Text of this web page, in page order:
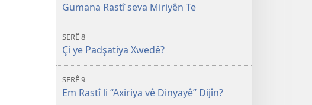
Gumana Rastî seva Miriyên Te
SERÊ 8
Çi ye Padşatiya Xwedê?
SERÊ 9
Em Rastî li “Axiriya vê Dinyayê” Dijîn?